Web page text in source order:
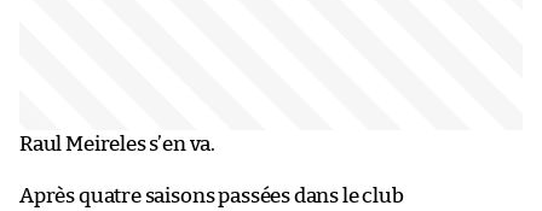
Raul Meireles s’en va.
Après quatre saisons passées dans le club